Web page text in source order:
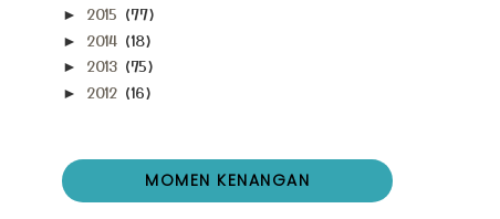
► 2015 (77)
► 2014 (18)
► 2013 (75)
► 2012 (16)
MOMEN KENANGAN